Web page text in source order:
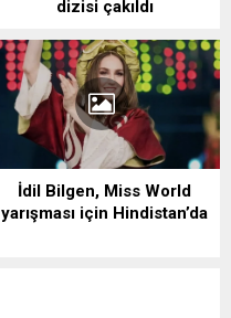
dizisi çakıldı
İdil Bilgen, Miss World
yarışması için Hindistan’da